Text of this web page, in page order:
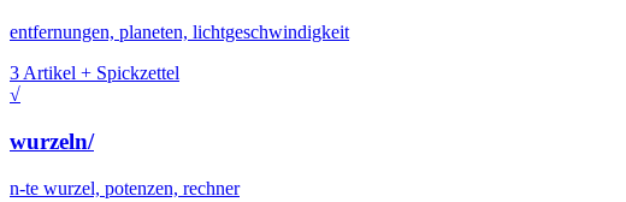
entfernungen, planeten, lichtgeschwindigkeit
3 Artikel + Spickzettel
√
wurzeln/
n-te wurzel, potenzen, rechner